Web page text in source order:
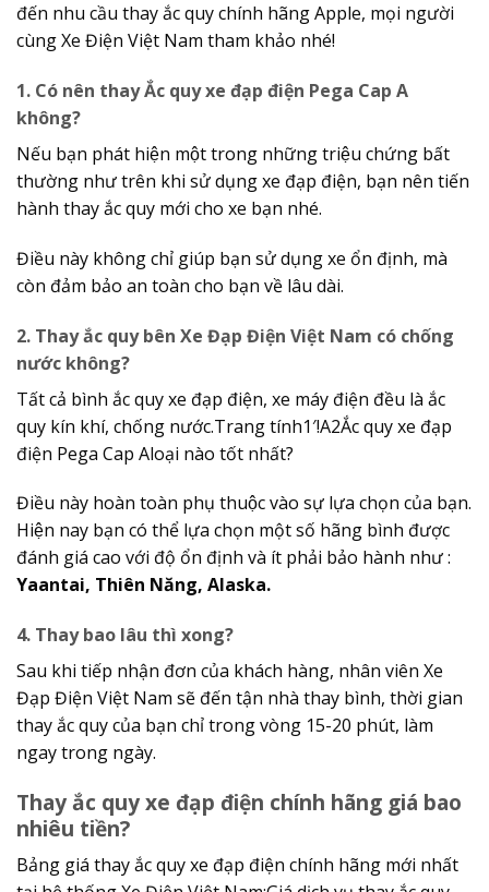
đến nhu cầu thay ắc quy chính hãng Apple, mọi người
cùng Xe Điện Việt Nam tham khảo nhé!
1. Có nên thay Ắc quy xe đạp điện Pega Cap A
không?
Nếu bạn phát hiện một trong những triệu chứng bất
thường như trên khi sử dụng xe đạp điện, bạn nên tiến
hành thay ắc quy mới cho xe bạn nhé.
Điều này không chỉ giúp bạn sử dụng xe ổn định, mà
còn đảm bảo an toàn cho bạn về lâu dài.
2. Thay ắc quy bên Xe Đạp Điện Việt Nam có chống
nước không?
Tất cả bình ắc quy xe đạp điện, xe máy điện đều là ắc
quy kín khí, chống nước.Trang tính1′!A2Ắc quy xe đạp
điện Pega Cap Aloại nào tốt nhất?
Điều này hoàn toàn phụ thuộc vào sự lựa chọn của bạn.
Hiện nay bạn có thể lựa chọn một số hãng bình được
đánh giá cao với độ ổn định và ít phải bảo hành như :
Yaantai, Thiên Năng, Alaska.
4. Thay bao lâu thì xong?
Sau khi tiếp nhận đơn của khách hàng, nhân viên Xe
Đạp Điện Việt Nam sẽ đến tận nhà thay bình, thời gian
thay ắc quy của bạn chỉ trong vòng 15-20 phút, làm
ngay trong ngày.
Thay ắc quy xe đạp điện chính hãng giá bao
nhiêu tiền?
Bảng giá thay ắc quy xe đạp điện chính hãng mới nhất